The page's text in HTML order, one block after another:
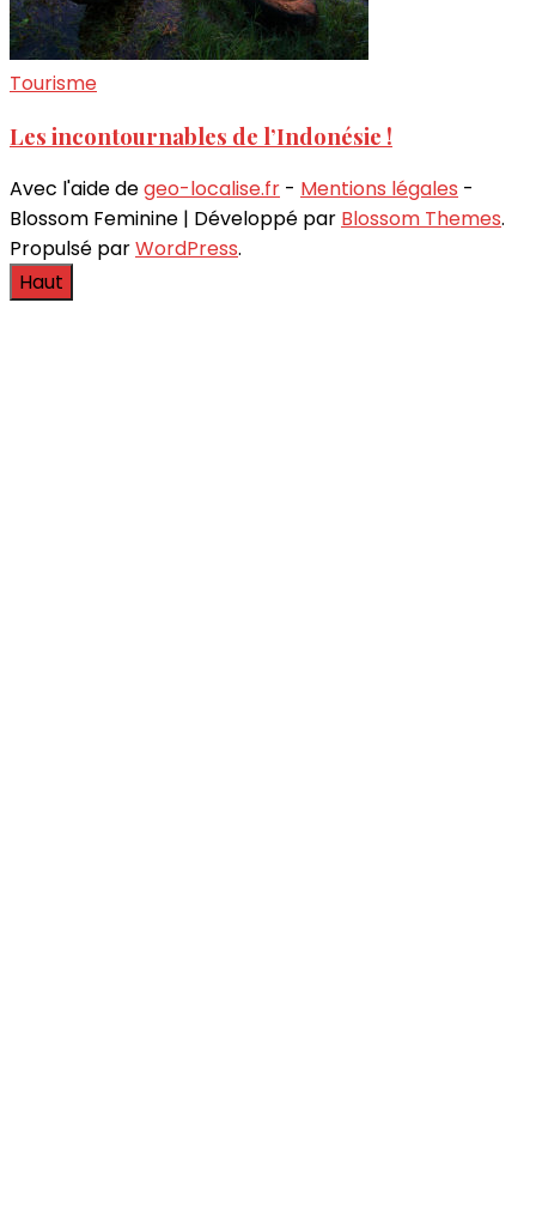
Tourisme
Les incontournables de l’Indonésie !
Avec l'aide degeo-localise.fr - Mentions légales -
Blossom Feminine | Développé par Blossom Themes.
Propulsé parWordPress.
Haut